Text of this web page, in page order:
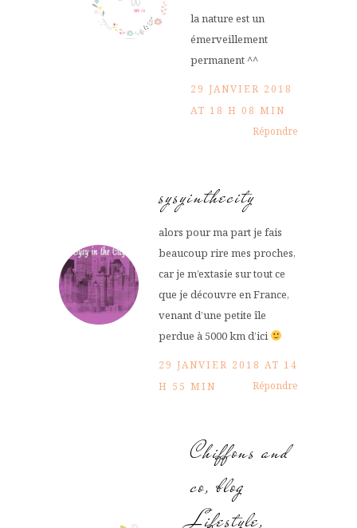
la nature est un
émerveillement
permanent ^^
29 JANVIER 2018
AT 18 H 08 MIN
Répondre
sysyinthecity
alors pour ma part je fais
beaucoup rire mes proches,
car je m’extasie sur tout ce
que je découvre en France,
venant d’une petite île
perdue à 5000 km d’ici
29 JANVIER 2018 AT 14
H 55 MIN
Répondre
Chiffons and
co, blog
Lifestyle,